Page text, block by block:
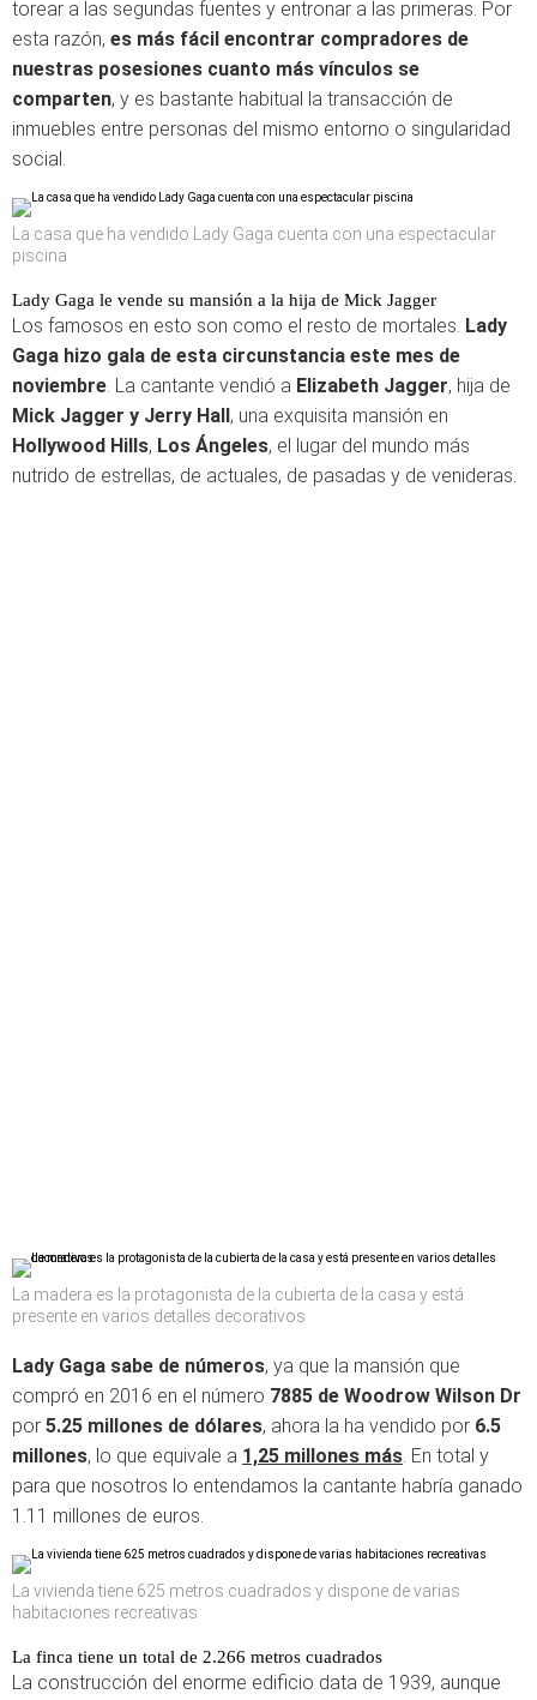
torear a las segundas fuentes y entronar a las primeras. Por
esta razón, es más fácil encontrar compradores de
nuestras posesiones cuanto más vínculos se
comparten, y es bastante habitual la transacción de
inmuebles entre personas del mismo entorno o singularidad
social.
La casa que ha vendido Lady Gaga cuenta con una espectacular
piscina
Lady Gaga le vende su mansión a la hija de Mick Jagger
Los famosos en esto son como el resto de mortales. Lady
Gaga hizo gala de esta circunstancia este mes de
noviembre. La cantante vendió a Elizabeth Jagger, hija de
Mick Jagger y Jerry Hall, una exquisita mansión en
Hollywood Hills, Los Ángeles, el lugar del mundo más
nutrido de estrellas, de actuales, de pasadas y de venideras.
La madera es la protagonista de la cubierta de la casa y está
presente en varios detalles decorativos
Lady Gaga sabe de números, ya que la mansión que
compró en 2016 en el número 7885 de Woodrow Wilson Dr
por 5.25 millones de dólares, ahora la ha vendido por 6.5
millones, lo que equivale a 1,25 millones más. En total y
para que nosotros lo entendamos la cantante habría ganado
1.11 millones de euros.
La vivienda tiene 625 metros cuadrados y dispone de varias
habitaciones recreativas
La finca tiene un total de 2.266 metros cuadrados
La construcción del enorme edificio data de 1939, aunque